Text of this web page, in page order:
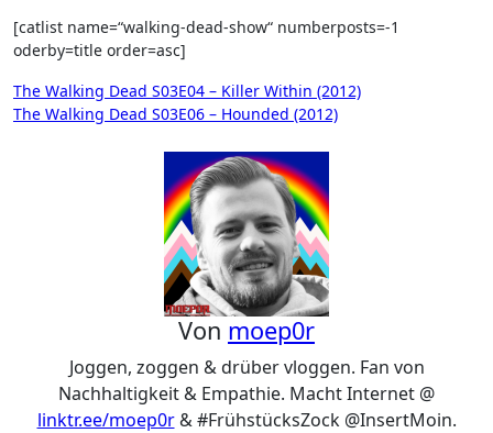
[catlist name=“walking-dead-show“ numberposts=-1
oderby=title order=asc]
Beitragsnavigation
The Walking Dead S03E04 – Killer Within (2012)
The Walking Dead S03E06 – Hounded (2012)
Von moep0r
Joggen, zoggen & drüber vloggen. Fan von
Nachhaltigkeit & Empathie. Macht Internet @
linktr.ee/moep0r& #FrühstücksZock @InsertMoin.